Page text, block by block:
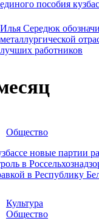
единого пособия
Илья Середюк
металлургической
лучших работников
Общество
новые партии
в
в Республику
Культура
Общество